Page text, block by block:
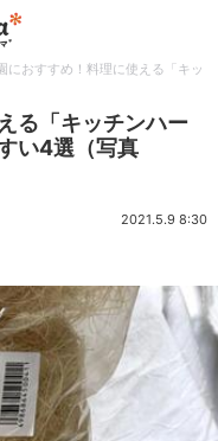
におすすめ！料理に使える「キッ
る「キッチンハー
い4選（写真
2021.5.9 8:30